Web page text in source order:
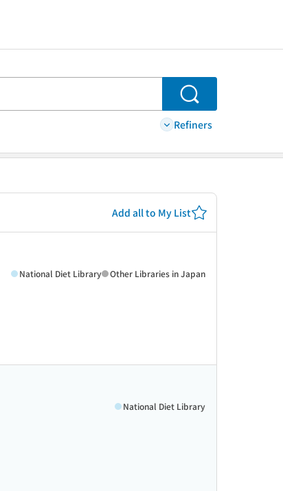
Search
Refiners
Add all to My List
National Diet Library Other Libraries in Japan
National Diet Library